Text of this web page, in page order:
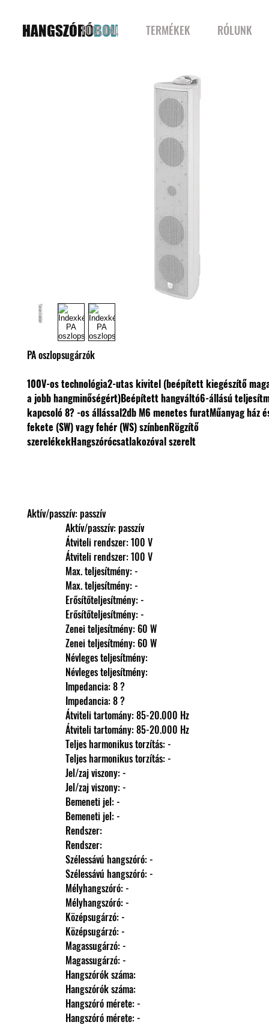
HANGSZÓRÓBOLT
FŐOLDAL TERMÉKEK RÓLUNK
PA oszlopsugárzók
100V-os technológia2-utas kivitel (beépített kiegészítő
a jobb hangminőségért)Beépített hangváltó6-állású
kapcsoló 8? -os állással2db M6 menetes furatMűanyag ház
fekete (SW) vagy fehér (WS) színbenRögzítő
szerelékekHangszórócsatlakozóval szerelt
Aktív/passzív: passzív
                Aktív/passzív: passzív
                Átviteli rendszer: 100 V
                Átviteli rendszer: 100 V
                Max. teljesítmény: -
                Max. teljesítmény: -
                Erősítőteljesítmény: -
                Erősítőteljesítmény: -
                Zenei teljesítmény: 60 W
                Zenei teljesítmény: 60 W
                Névleges teljesítmény:
                Névleges teljesítmény:
                Impedancia: 8 ?
                Impedancia: 8 ?
                Átviteli tartomány: 85-20.000 Hz
                Átviteli tartomány: 85-20.000 Hz
                Teljes harmonikus torzítás: -
                Teljes harmonikus torzítás: -
                Jel/zaj viszony: -
                Jel/zaj viszony: -
                Bemeneti jel: -
                Bemeneti jel: -
                Rendszer:
                Rendszer:
                Szélessávú hangszóró: -
                Szélessávú hangszóró: -
                Mélyhangszóró: -
                Mélyhangszóró: -
                Középsugárzó: -
                Középsugárzó: -
                Magassugárzó: -
                Magassugárzó: -
                Hangszórók száma:
                Hangszórók száma:
                Hangszóró mérete: -
                Hangszóró mérete: -